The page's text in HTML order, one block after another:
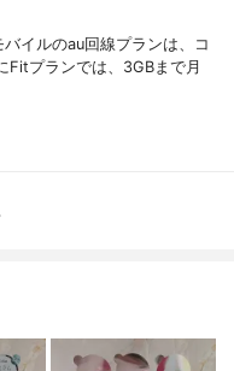
イルのau回線プランは、コ
Fitプランでは、3GBまで月